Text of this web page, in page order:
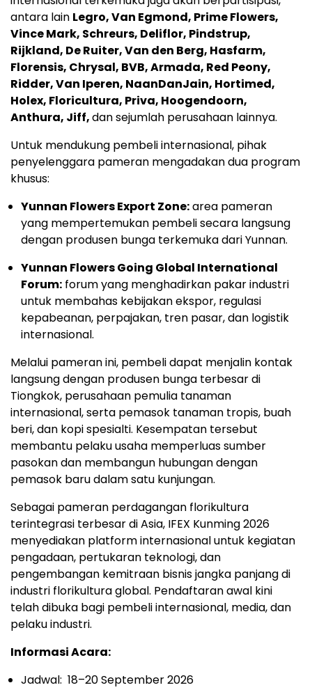
antara lain Legro, Van Egmond, Prime Flowers,
Vince Mark, Schreurs, Deliflor, Pindstrup,
Rijkland, De Ruiter, Van den Berg, Hasfarm,
Florensis, Chrysal, BVB, Armada, Red Peony,
Ridder, Van Iperen, NaanDanJain, Hortimed,
Holex, Floricultura, Priva, Hoogendoorn,
Anthura, Jiff,dan sejumlah perusahaan lainnya.
Untuk mendukung pembeli internasional, pihak
penyelenggara pameran mengadakan dua program
khusus:
Yunnan Flowers Export Zone:area pameran
yang mempertemukan pembeli secara langsung
dengan produsen bunga terkemuka dari Yunnan.
Yunnan Flowers Going Global International
Forum: forum yang menghadirkan pakar industri
untuk membahas kebijakan ekspor, regulasi
kepabeanan, perpajakan, tren pasar, dan logistik
internasional.
Melalui pameran ini, pembeli dapat menjalin kontak
langsung dengan produsen bunga terbesar di
Tiongkok, perusahaan pemulia tanaman
internasional, serta pemasok tanaman tropis, buah
beri, dan kopi spesialti. Kesempatan tersebut
membantu pelaku usaha memperluas sumber
pasokan dan membangun hubungan dengan
pemasok baru dalam satu kunjungan.
Sebagai pameran perdagangan florikultura
terintegrasi terbesar di Asia, IFEX Kunming 2026
menyediakan platform internasional untuk kegiatan
pengadaan, pertukaran teknologi, dan
pengembangan kemitraan bisnis jangka panjang di
industri florikultura global. Pendaftaran awal kini
telah dibuka bagi pembeli internasional, media, dan
pelaku industri.
Informasi Acara:
Jadwal: 18–20 September 2026